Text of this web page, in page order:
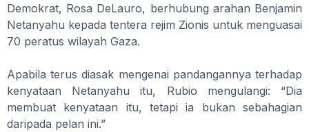
Demokrat, Rosa DeLauro, berhubung arahan Benjamin
Netanyahu kepada tentera rejim Zionis untuk menguasai
70 peratus wilayah Gaza.
Apabila terus diasak mengenai pandangannya terhadap
kenyataan Netanyahu itu, Rubio mengulangi: “Dia
membuat kenyataan itu, tetapi ia bukan sebahagian
daripada pelan ini.”